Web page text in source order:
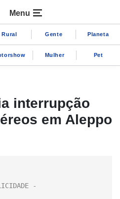
Menu
Rural Gente Planeta
Mulher Pet
interrupção
em Aleppo